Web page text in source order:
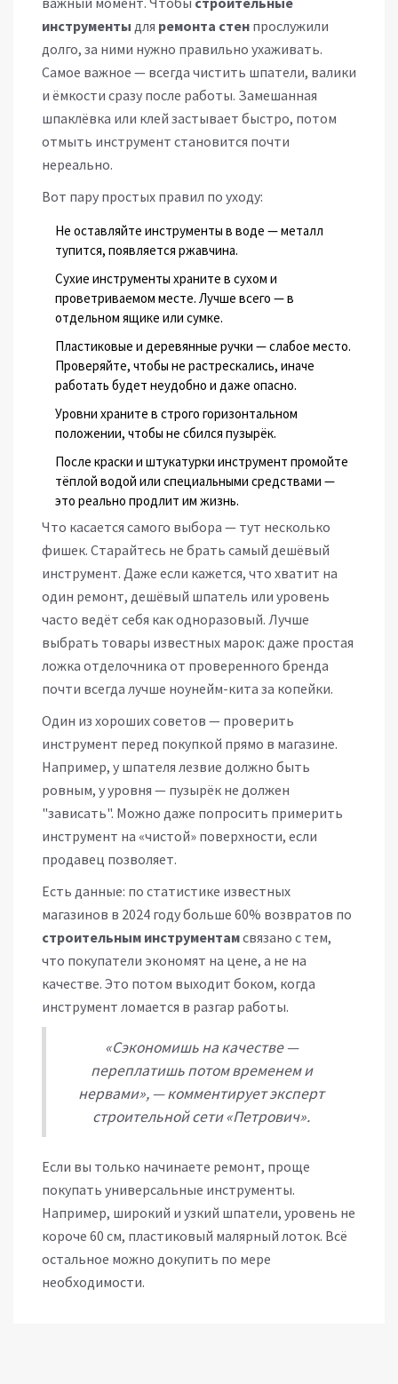
инструменты для ремонта стен прослужили
долго, за ними нужно правильно ухаживать.
Самое важное — всегда чистить шпатели, валики
и ёмкости сразу после работы. Замешанная
шпаклёвка или клей застывает быстро, потом
отмыть инструмент становится почти
нереально.
Вот пару простых правил по уходу:
Не оставляйте инструменты в воде — металл
тупится, появляется ржавчина.
Сухие инструменты храните в сухом и
проветриваемом месте. Лучше всего — в
отдельном ящике или сумке.
Пластиковые и деревянные ручки — слабое место.
Проверяйте, чтобы не растрескались, иначе
работать будет неудобно и даже опасно.
Уровни храните в строго горизонтальном
положении, чтобы не сбился пузырёк.
После краски и штукатурки инструмент промойте
тёплой водой или специальными средствами —
это реально продлит им жизнь.
Что касается самого выбора — тут несколько
фишек. Старайтесь не брать самый дешёвый
инструмент. Даже если кажется, что хватит на
один ремонт, дешёвый шпатель или уровень
часто ведёт себя как одноразовый. Лучше
выбрать товары известных марок: даже простая
ложка отделочника от проверенного бренда
почти всегда лучше ноунейм-кита за копейки.
Один из хороших советов — проверить
инструмент перед покупкой прямо в магазине.
Например, у шпателя лезвие должно быть
ровным, у уровня — пузырёк не должен
"зависать". Можно даже попросить примерить
инструмент на «чистой» поверхности, если
продавец позволяет.
Есть данные: по статистике известных
магазинов в 2024 году больше 60% возвратов по
строительным инструментамсвязано с тем,
что покупатели экономят на цене, а не на
качестве. Это потом выходит боком, когда
инструмент ломается в разгар работы.
«Сэкономишь на качестве —
переплатишь потом временем и
нервами», — комментирует эксперт
строительной сети «Петрович».
Если вы только начинаете ремонт, проще
покупать универсальные инструменты.
Например, широкий и узкий шпатели, уровень не
короче 60 см, пластиковый малярный лоток. Всё
остальное можно докупить по мере
необходимости.